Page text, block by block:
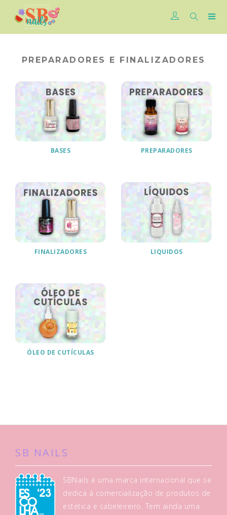
PREPARADORES E FINALIZADORES
BASES PREPARADORES
FINALIZADORES LIQUIDOS
ÓLEO DE CUTÍCULAS
SB NAILS
SBNails é uma marca internacional que se
dedica à comercialização de produtos de
estética e cabeleireiro. Tem ainda uma